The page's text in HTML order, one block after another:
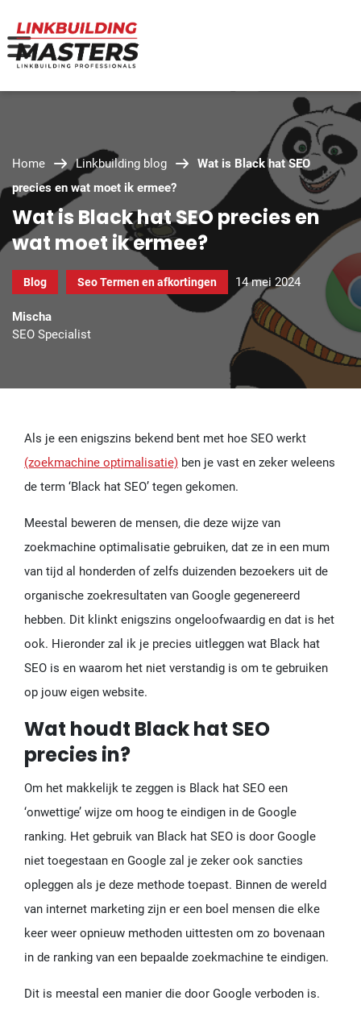
Home Linkbuilding blog
Wat is Black hat SEO
precies en wat moet ik ermee?
Wat is Black hat SEO precies en
wat moet ik ermee?
Blog Seo Termen en afkortingen 14 mei 2024
Mischa
SEO Specialist
Als je een enigszins bekend bent met hoe SEO werkt
(zoekmachine optimalisatie) ben je vast en zeker weleens
de term ‘Black hat SEO’ tegen gekomen.
Meestal beweren de mensen, die deze wijze van
zoekmachine optimalisatie gebruiken, dat ze in een mum
van tijd al honderden of zelfs duizenden bezoekers uit de
organische zoekresultaten van Google gegenereerd
hebben. Dit klinkt enigszins ongeloofwaardig en dat is het
ook. Hieronder zal ik je precies uitleggen wat Black hat
SEO is en waarom het niet verstandig is om te gebruiken
op jouw eigen website.
Wat houdt Black hat SEO
precies in?
Om het makkelijk te zeggen is Black hat SEO een
‘onwettige’ wijze om hoog te eindigen in de Google
ranking. Het gebruik van Black hat SEO is door Google
niet toegestaan en Google zal je zeker ook sancties
opleggen als je deze methode toepast. Binnen de wereld
van internet marketing zijn er een boel mensen die elke
keer weer opnieuw methoden uittesten om zo bovenaan
in de ranking van een bepaalde zoekmachine te eindigen.
Dit is meestal een manier die door Google verboden is.